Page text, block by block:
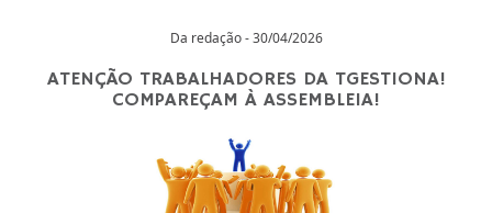
Da redação - 30/04/2026
ATENÇÃO TRABALHADORES DA TGESTIONA!
COMPAREÇAM À ASSEMBLEIA!